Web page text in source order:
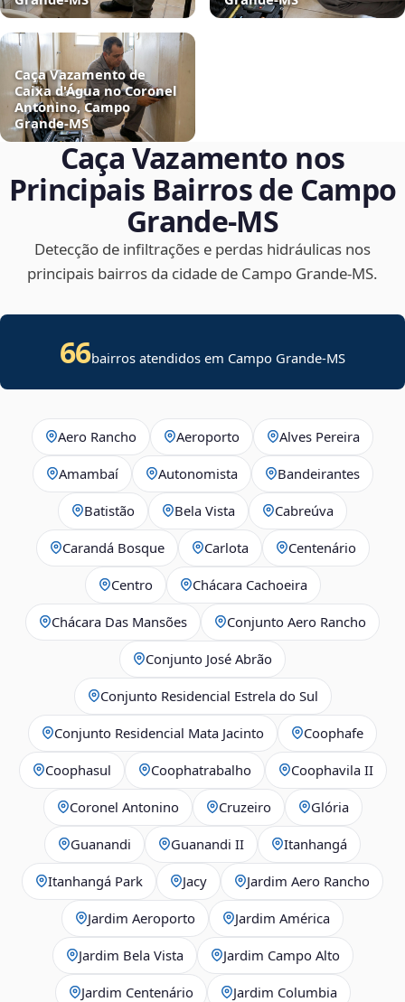
Caça Vazamento de
Caixa d'Água no Coronel
Antonino, Campo
Grande‑MS
Caça Vazamento nos
Principais Bairros de Campo
Grande‑MS
Detecção de infiltrações e perdas hidráulicas nos
principais bairros da cidade de Campo Grande‑MS.
66bairros atendidos em Campo Grande-MS
Aero Rancho Aeroporto Alves Pereira
Amambaí Autonomista Bandeirantes
Batistão Bela Vista Cabreúva
Carandá Bosque Carlota Centenário
Centro Chácara Cachoeira
Chácara Das Mansões Conjunto Aero Rancho
Conjunto José Abrão
Conjunto Residencial Estrela do Sul
Conjunto Residencial Mata Jacinto Coophafe
Coophasul Coophatrabalho Coophavila II
Coronel Antonino Cruzeiro Glória
Guanandi Guanandi II Itanhangá
Itanhangá Park Jacy Jardim Aero Rancho
Jardim Aeroporto Jardim América
Jardim Bela Vista Jardim Campo Alto
Jardim Centenário Jardim Columbia